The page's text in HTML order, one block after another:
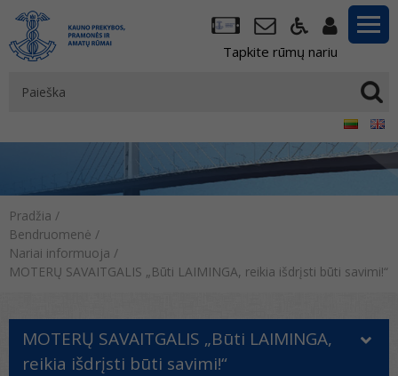
Tapkite rūmų nariu
Pradžia /
Bendruomenė /
Nariai informuoja /
MOTERŲ SAVAITGALIS „Būti LAIMINGA, reikia išdrįsti būti savimi!“
MOTERŲ SAVAITGALIS „Būti LAIMINGA,
reikia išdrįsti būti savimi!“